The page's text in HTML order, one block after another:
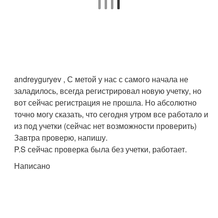
andreyguryev , С метой у нас с самого начала не
заладилось, всегда регистрировал новую учетку, но
вот сейчас регистрация не прошла. Но абсолютно
точно могу сказать, что сегодня утром все работало и
из под учетки (сейчас нет возможности проверить)
Завтра проверю, напишу.
P.S сейчас проверка была без учетки, работает.
Написано